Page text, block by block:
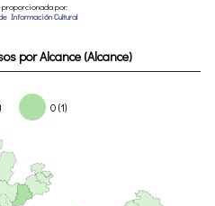
por:
Información Cultural
por Alcance (Alcance)
0 (1)